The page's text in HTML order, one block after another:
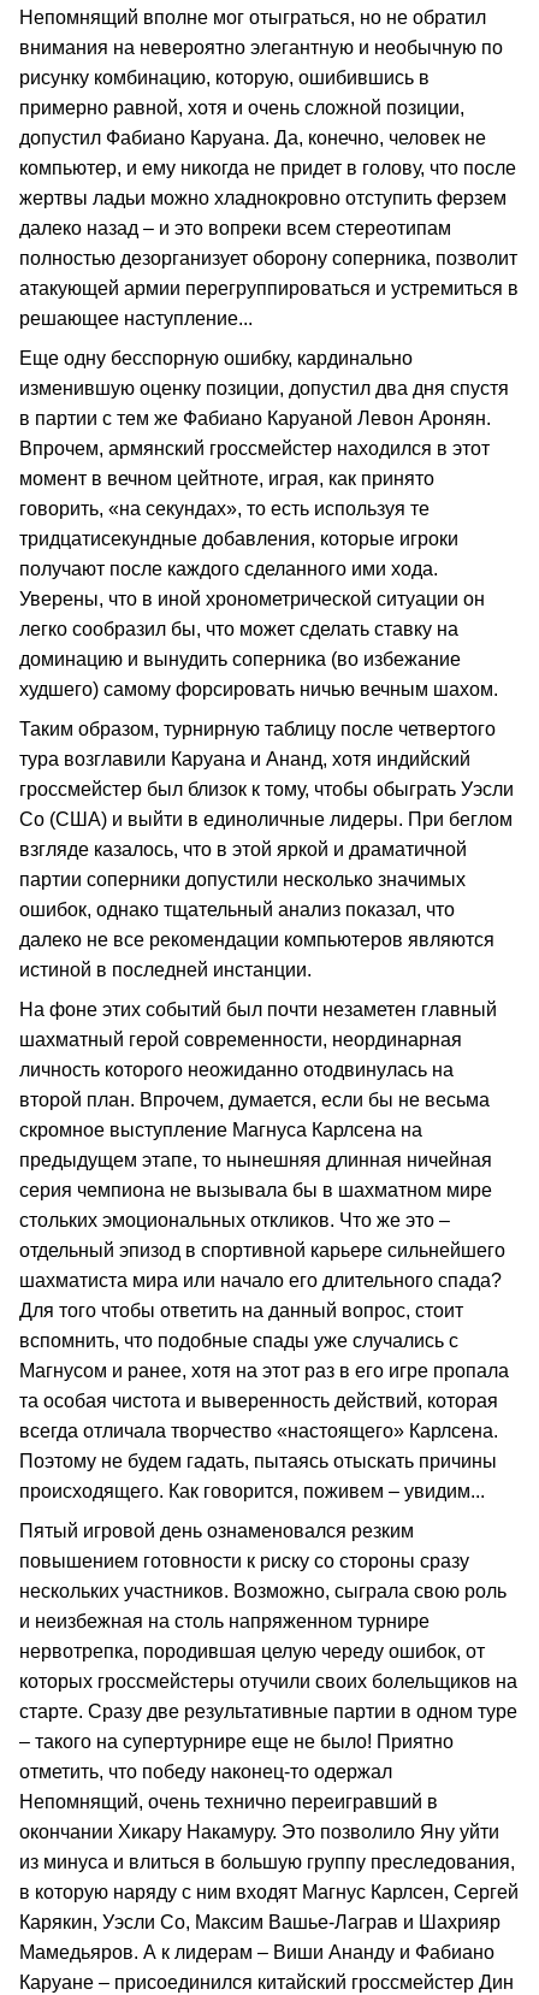
Непомнящий вполне мог отыграться, но не обратил
внимания на невероятно элегантную и необычную по
рисунку комбинацию, которую, ошибившись в
примерно равной, хотя и очень сложной позиции,
допустил Фабиано Каруана. Да, конечно, человек не
компьютер, и ему никогда не придет в голову, что после
жертвы ладьи можно хладнокровно отступить ферзем
далеко назад – и это вопреки всем стереотипам
полностью дезорганизует оборону соперника, позволит
атакующей армии перегруппироваться и устремиться в
решающее наступление...
Еще одну бесспорную ошибку, кардинально
изменившую оценку позиции, допустил два дня спустя
в партии с тем же Фабиано Каруаной Левон Аронян.
Впрочем, армянский гроссмейстер находился в этот
момент в вечном цейтноте, играя, как принято
говорить, «на секундах», то есть используя те
тридцатисекундные добавления, которые игроки
получают после каждого сделанного ими хода.
Уверены, что в иной хронометрической ситуации он
легко сообразил бы, что может сделать ставку на
доминацию и вынудить соперника (во избежание
худшего) самому форсировать ничью вечным шахом.
Таким образом, турнирную таблицу после четвертого
тура возглавили Каруана и Ананд, хотя индийский
гроссмейстер был близок к тому, чтобы обыграть Уэсли
Со (США) и выйти в единоличные лидеры. При беглом
взгляде казалось, что в этой яркой и драматичной
партии соперники допустили несколько значимых
ошибок, однако тщательный анализ показал, что
далеко не все рекомендации компьютеров являются
истиной в последней инстанции.
На фоне этих событий был почти незаметен главный
шахматный герой современности, неординарная
личность которого неожиданно отодвинулась на
второй план. Впрочем, думается, если бы не весьма
скромное выступление Магнуса Карлсена на
предыдущем этапе, то нынешняя длинная ничейная
серия чемпиона не вызывала бы в шахматном мире
стольких эмоциональных откликов. Что же это –
отдельный эпизод в спортивной карьере сильнейшего
шахматиста мира или начало его длительного спада?
Для того чтобы ответить на данный вопрос, стоит
вспомнить, что подобные спады уже случались с
Магнусом и ранее, хотя на этот раз в его игре пропала
та особая чистота и выверенность действий, которая
всегда отличала творчество «настоящего» Карлсена.
Поэтому не будем гадать, пытаясь отыскать причины
происходящего. Как говорится, поживем – увидим...
Пятый игровой день ознаменовался резким
повышением готовности к риску со стороны сразу
нескольких участников. Возможно, сыграла свою роль
и неизбежная на столь напряженном турнире
нервотрепка, породившая целую череду ошибок, от
которых гроссмейстеры отучили своих болельщиков на
старте. Сразу две результативные партии в одном туре
– такого на супертурнире еще не было! Приятно
отметить, что победу наконец-то одержал
Непомнящий, очень технично переигравший в
окончании Хикару Накамуру. Это позволило Яну уйти
из минуса и влиться в большую группу преследования,
в которую наряду с ним входят Магнус Карлсен, Сергей
Карякин, Уэсли Со, Максим Вашье-Лаграв и Шахрияр
Мамедьяров. А к лидерам – Виши Ананду и Фабиано
Каруане – присоединился китайский гроссмейстер Дин